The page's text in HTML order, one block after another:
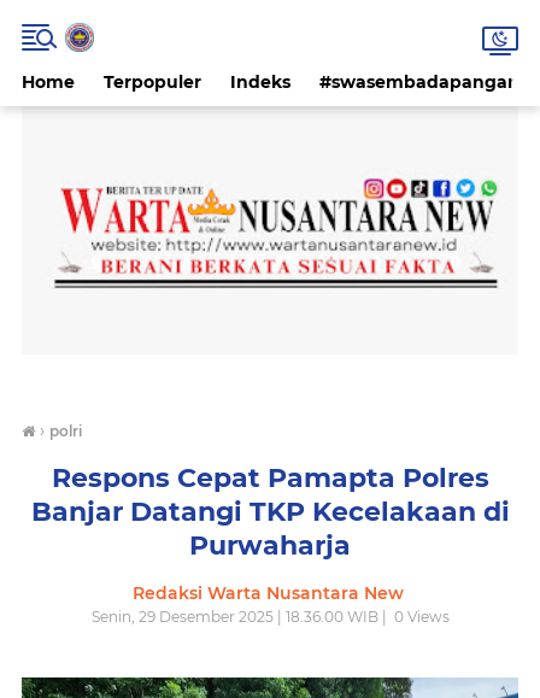
Home Terpopuler Indeks #swasembadapangan
› polri
Respons Cepat Pamapta Polres
Banjar Datangi TKP Kecelakaan di
Purwaharja
Redaksi Warta Nusantara New
Senin, 29 Desember 2025 | 18.36.00 WIB | 0Views